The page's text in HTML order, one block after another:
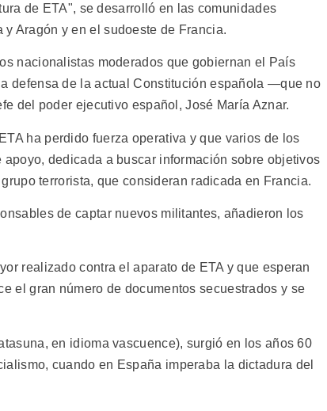
de ETA", se desarrolló en las comunidades
Aragón y en el sudoeste de Francia.
nacionalistas moderados que gobiernan el País
defensa de la actual Constitución española —que no
del poder ejecutivo español, José María Aznar.
ha perdido fuerza operativa y que varios de los
dedicada a buscar información sobre objetivos
terrorista, que consideran radicada en Francia.
de captar nuevos militantes, añadieron los
realizado contra el aparato de ETA y que esperan
el gran número de documentos secuestrados y se
en idioma vascuence), surgió en los años 60
cuando en España imperaba la dictadura del